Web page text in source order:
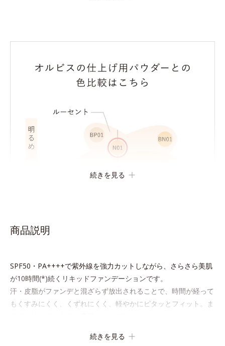
続きを見る
商品説明
SPF50・PA++++で紫外線を強力カットしながら、さらさら美肌
が10時間(*)続くリキッドファンデーションです。
汗・皮脂がファンデと混ざらず放出されることで、時間が経って
もくすみにくく、くずれにくく、軽やかにピタッとフィット。ま
散することを実現。毛穴やシミの目立ちにくい“ほのツヤ美肌”に
続きを見る